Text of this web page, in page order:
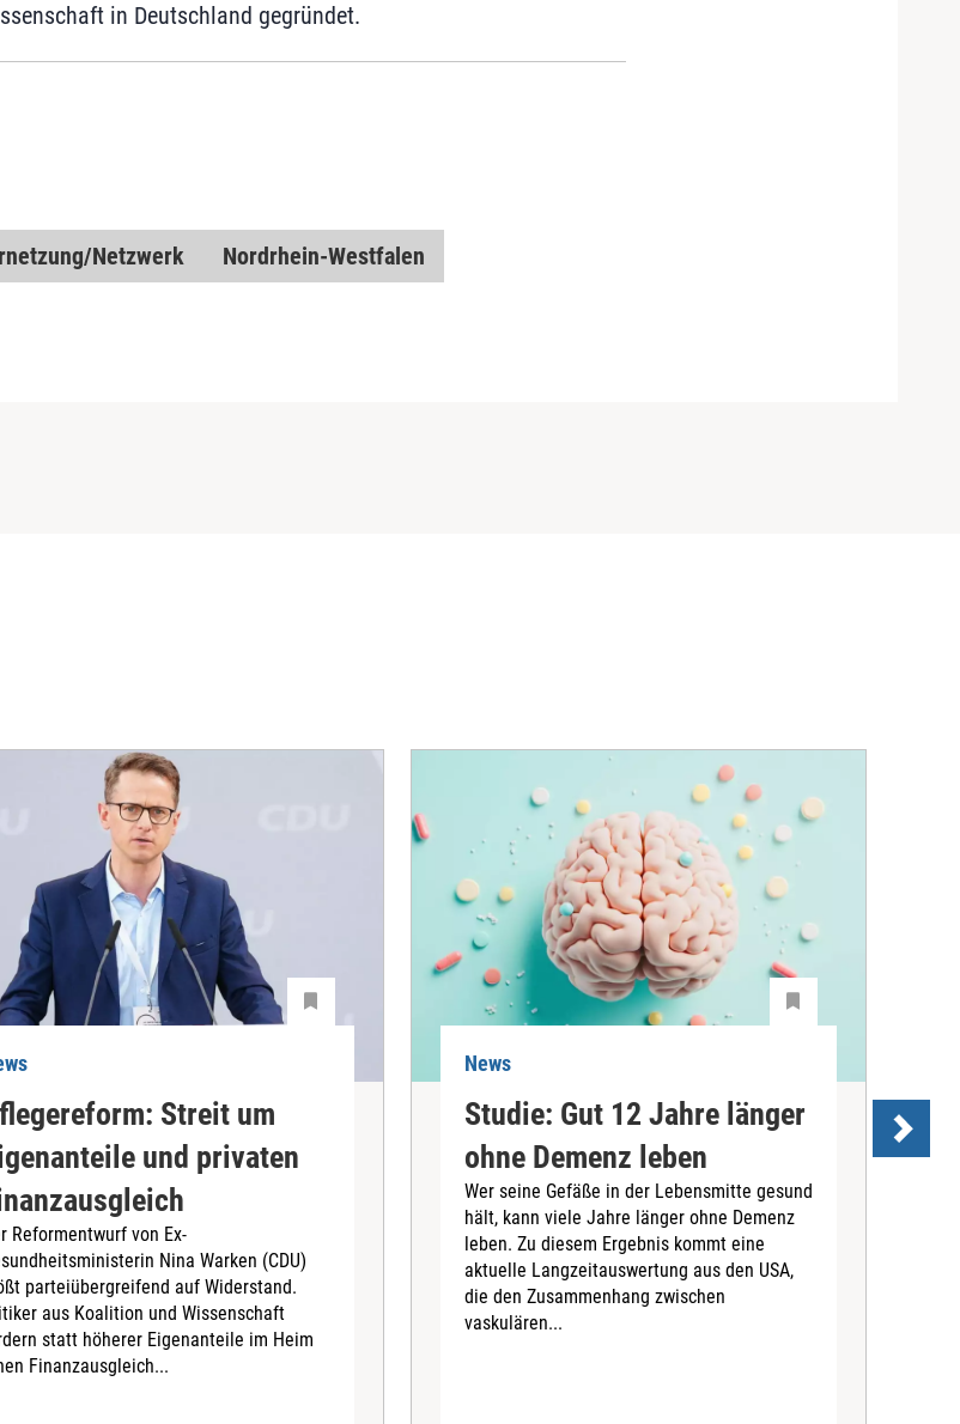
in Deutschland gegründet.
Netzwerk Nordrhein-Westfalen
Streit um
und privaten
Reformentwurf von Ex-
Nina Warken (CDU)
parteiübergreifend auf Widerstand.
aus Koalition und Wissenschaft
statt höherer Eigenanteile im Heim
Finanzausgleich...
News
Studie: Gut 12 Jahre länger
ohne Demenz leben
Wer seine Gefäße in der Lebensmitte gesund
hält, kann viele Jahre länger ohne Demenz
leben. Zu diesem Ergebnis kommt eine
aktuelle Langzeitauswertung aus den USA,
die den Zusammenhang zwischen
vaskulären...